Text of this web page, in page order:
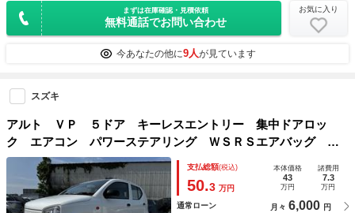
まずは在庫確認・見積依頼
無料通話でお問い合わせ
お気に入り
今あなたの他に9人が見ています
スズキ
アルト ＶＰ ５ドア キーレスエントリー 集中ドアロッ
ク エアコン パワーステアリング ＷＳＲＳエアバッグ Ａ
ＢＳ ＦＭ／ＡＭラジオ ５ドア 横滑り防止機能付き ライ
トレベリングスイッチ １年間走行距離無制限の中古車保証付
き（１年又は２年間の延長も可能です）
支払総額(税込)
50.3 万円
本体価格
43
万円
諸費用
7.3
万円
通常ローン 月々 6,000 円